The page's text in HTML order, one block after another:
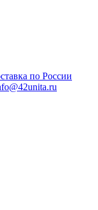
по России